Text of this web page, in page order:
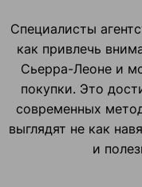
Специалисты
как привлечь
Сьерра-Леоне и
покупки. Это
современных
выглядят не как
и